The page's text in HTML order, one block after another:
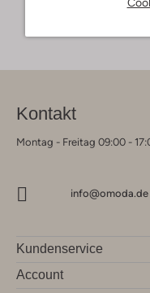
Kontakt
Montag - Freitag 09:00 -
info@omoda.de
Kundenservice
Account